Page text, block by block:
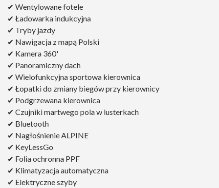
✔ Wentylowane fotele
✔ Ładowarka indukcyjna
✔ Tryby jazdy
✔ Nawigacja z mapą Polski
✔ Kamera 360'
✔ Panoramiczny dach
✔ Wielofunkcyjna sportowa kierownica
✔ Łopatki do zmiany biegów przy kierownicy
✔ Podgrzewana kierownica
✔ Czujniki martwego pola w lusterkach
✔ Bluetooth
✔ Nagłośnienie ALPINE
✔ KeyLessGo
✔ Folia ochronna PPF
✔ Klimatyzacja automatyczna
✔ Elektryczne szyby